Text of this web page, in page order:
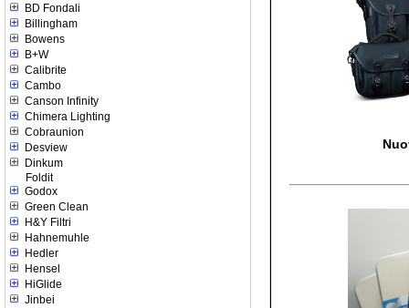
BD Fondali
Billingham
Bowens
B+W
Calibrite
Cambo
Canson Infinity
Chimera Lighting
Cobraunion
Desview
Dinkum
Foldit
Godox
Green Clean
H&Y Filtri
Hahnemuhle
Hedler
Hensel
HiGlide
Jinbei